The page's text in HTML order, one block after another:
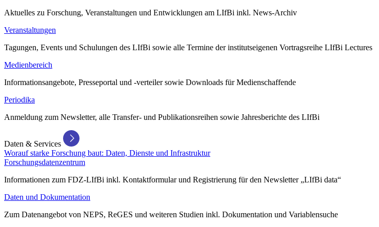
Aktuelles zu Forschung, Veranstaltungen und Entwicklungen am LIfBi inkl. News-Archiv
Veranstaltungen
Tagungen, Events und Schulungen des LIfBi sowie alle Termine der institutseigenen Vortragsreihe LIfBi Lectures
Medienbereich
Informationsangebote, Presseportal und -verteiler sowie Downloads für Medienschaffende
Periodika
Anmeldung zum Newsletter, alle Transfer- und Publikationsreihen sowie Jahresberichte des LIfBi
Daten & Services
Worauf starke Forschung baut: Daten, Dienste und Infrastruktur
Forschungsdatenzentrum
Informationen zum FDZ-LIfBi inkl. Kontaktformular und Registrierung für den Newsletter „LIfBi data“
Daten und Dokumentation
Zum Datenangebot von NEPS, ReGES und weiteren Studien inkl. Dokumentation und Variablensuche